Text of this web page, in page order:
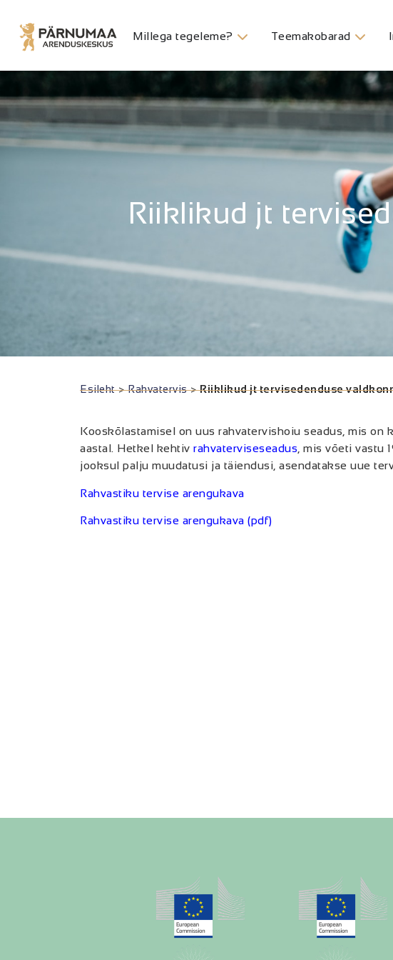
Millega tegeleme? Teemakobarad
Riiklikud jt
Esileht>Rahvatervis>Riiklikud jt tervisedenduse
Kooskõlastamisel on uus rahvatervishoiu seadus, mis on
aastal. Hetkel kehtiv rahvaterviseseadus , mis võeti vastu
jooksul palju muudatusi ja täiendusi, asendatakse uue
Rahvastiku tervise arengukava
Rahvastiku tervise arengukava (pdf)